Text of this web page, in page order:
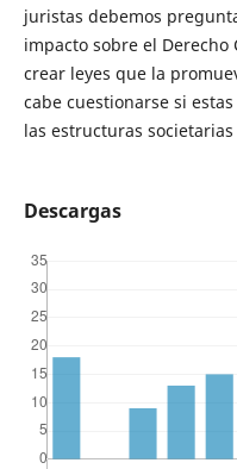
juristas debemos
impacto sobre el Derecho
crear leyes que la
cabe cuestionarse si
las estructuras
Descargas